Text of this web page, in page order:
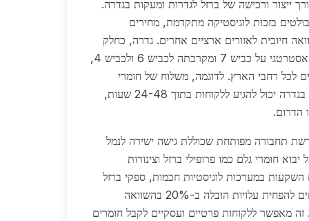
ייצור ורכישה של ברזל לגדרות ומעקות בגדרה.
בזכות לוגיסטיקה מתקדמת, מחירים
חיובית לאזורים ארציים אחרים. גדרה, כחלק
מאזור המרכז, נהנית ממיקום אסטרטגי על כביש 7 ומקרבתה לכביש 6 ולכביש 4,
לכל רחבי הארץ. לדוגמה, משלוח של חומרי
לגדרות ומעקות בגדרה יכול להגיע ללקוחות בתוך 24-48 שעות,
תחבורה מפותחת שכוללת גישה ישירה לנמל
חומרי גלם כמו פרופילי ברזל וצינורות
בשנת 2026, עם השקעות במערכות לוגיסטיות חכמות, ספקי ברזל
לגדרות ומעקות בגדרה מצליחים להפחית עלויות הובלה ב-20% בהשוואה
זה מאפשר ללקוחות פרטיים ועסקיים לקבל חומרים